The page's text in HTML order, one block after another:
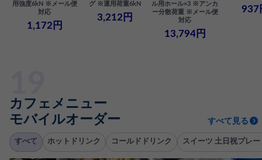
用強度6kN ※メール便
対応
1,172円
グ ※運用荷重6kN
3,212円
ル用ホール×3 ※アンカ
ー分散荷重 ※メール便
対応
13,794円
937
カフェメニュー
モバイルオーダー
すべて見る
すべて ホットドリンク コールドドリンク スイーツ 土日祝プレー